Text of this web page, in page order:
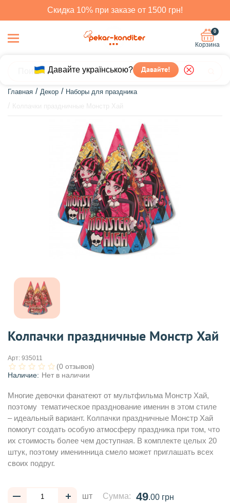
Скидка 10% при заказе от 1500 грн!
Давайте українською? Давайте!
0
Корзина
Главная Декор
Наборы для праздника
Колпачки праздничные Монстр Хай
Арт: 935011
(0 отзывов)
Наличие: Нет в наличии
Многие девочки фанатеют от мультфильма Монстр Хай,
поэтому тематическое празднование именин в этом стиле
– идеальный вариант. Колпачки праздничные Монстр Хай
помогут создать особую атмосферу праздника при том, что
их стоимость более чем доступная. В комплекте целых 20
штук, поэтому именинница смело может приглашать всех
своих подруг.
шт Сумма: 49.00 грн